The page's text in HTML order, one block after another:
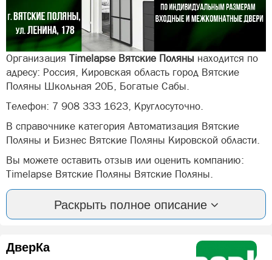
Организация Timelapse Вятские Поляны находится по
адресу: Россия, Кировская область город Вятские
Поляны Школьная 20Б, Богатые Сабы.
Телефон: 7 908 333 1623, Круглосуточно.
В справочнике категория Автоматизация Вятские
Поляны и Бизнес Вятские Поляны Кировской области.
Вы можете оставить отзыв или оценить компанию:
Timelapse Вятские Поляны Вятские Поляны.
А так же, задать вопрос представителями фирмы:
Timelapse Вятские Поляны в Вятских Полян.
Нашли ошибку? Сообщите нам об этом!
Раскрыть полное описание
ДверКа